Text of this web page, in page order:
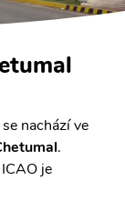
se nachází ve
.
je